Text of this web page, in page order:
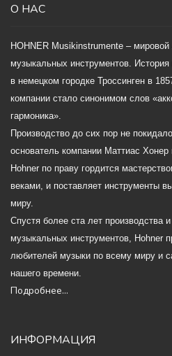
О НАС
HOHNER Musikinstrumente –
музыкальных инструментов.
в немецком городке Троссинген в
компании стало синонимом слов
гармоника».
Производство до сих пор не
основатель компании Маттиас Хонер
Hohner по праву гордится
веками, и поставляет инструменты
миру.
Спустя более ста лет производства
музыкальных инструментов, Hohner
любителей музыки по всему миру и
нашего времени.
Подробнее...
ИНФОРМАЦИЯ